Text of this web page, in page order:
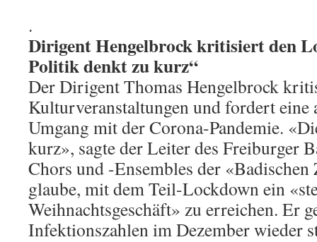
.
Dirigent Hengelbrock kritisiert den
Politik denkt zu kurz“
Der Dirigent Thomas Hengelbrock
Kulturveranstaltungen und fordert eine
Umgang mit der Corona-Pandemie.
kurz», sagte der Leiter des Freiburger
Chors und -Ensembles der
glaube, mit dem Teil-Lockdown ein
Weihnachtsgeschäft» zu erreichen. Er
Infektionszahlen im Dezember wieder